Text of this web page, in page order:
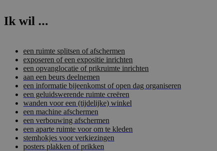
Ik wil ...
een ruimte splitsen of afschermen
exposeren of een expositie inrichten
een opvanglocatie of prikruimte inrichten
aan een beurs deelnemen
een informatie bijeenkomst of open dag organiseren
een geluidswerende ruimte creëren
wanden voor een (tijdelijke) winkel
een machine afschermen
een verbouwing afschermen
een aparte ruimte voor om te kleden
stemhokjes voor verkiezingen
posters plakken of prikken